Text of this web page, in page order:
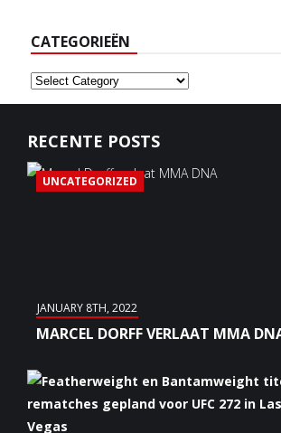
CATEGORIEËN
Categorieën
RECENTE POSTS
UNCATEGORIZED
JANUARY 8TH, 2022
MARCEL DORFF VERLAAT MMA